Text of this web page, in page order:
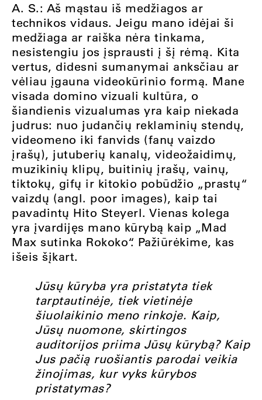
A. S.: Aš mąstau iš medžiagos ar
technikos vidaus. Jeigu mano idėjai ši
medžiaga ar raiška nėra tinkama,
nesistengiu jos įsprausti į šį rėmą. Kita
vertus, didesni sumanymai anksčiau ar
vėliau įgauna videokūrinio formą. Mane
visada domino vizuali kultūra, o
šiandienis vizualumas yra kaip niekada
judrus: nuo judančių reklaminių stendų,
videomeno iki fanvids (fanų vaizdo
įrašų), jutuberių kanalų, videožaidimų,
muzikinių klipų, buitinių įrašų, vainų,
tiktokų, gifų ir kitokio pobūdžio „prastų“
vaizdų (angl. poor images), kaip tai
pavadintų Hito Steyerl. Vienas kolega
yra įvardijęs mano kūrybą kaip „Mad
Max sutinka Rokoko“. Pažiūrėkime, kas
išeis šįkart.
Jūsų kūryba yra pristatyta tiek
tarptautinėje, tiek vietinėje
šiuolaikinio meno rinkoje. Kaip,
Jūsų nuomone, skirtingos
auditorijos priima Jūsų kūrybą? Kaip
Jus pačią ruošiantis parodai veikia
žinojimas, kur vyks kūrybos
pristatymas?